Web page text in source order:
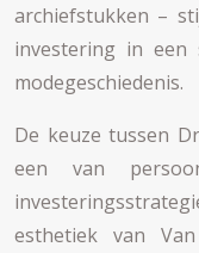
archiefstukken –
investering in een
modegeschiedenis.
De keuze tussen
een van
esthetiek van